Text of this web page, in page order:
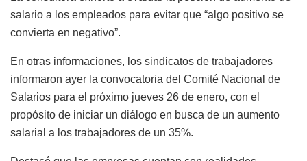
salario a los empleados para evitar que “algo positivo se
convierta en negativo”.
En otras informaciones, los sindicatos de trabajadores
informaron ayer la convocatoria del Comité Nacional de
Salarios para el próximo jueves 26 de enero, con el
propósito de iniciar un diálogo en busca de un aumento
salarial a los trabajadores de un 35%.